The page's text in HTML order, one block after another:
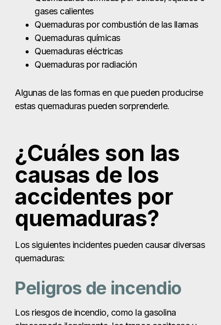
¿Cuáles son las
causas de los
accidentes por
quemaduras?
quemaduras:
Peligros de incendio
Los riesgos de incendio, como la gasolina
almacenada ilegalmente, los trapos aceitosos y
los hornos mal mantenidos, pueden
desencadenar incendios o explosiones.
Sistemas contra
incendios ausentes o
defectuosos